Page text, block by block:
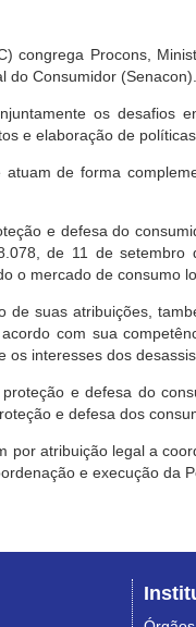
congrega Procons,
do Consumidor (Senacon).
os desafios
e elaboração de
de forma
e defesa do
de 11 de
o mercado de consumo
de suas atribuições,
com sua
interesses dos
e defesa do
e defesa dos
por atribuição legal a
e execução da